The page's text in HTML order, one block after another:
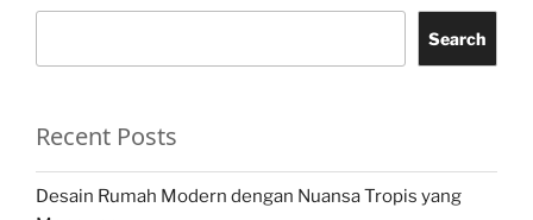
Search
Recent Posts
Desain Rumah Modern dengan Nuansa Tropis yang